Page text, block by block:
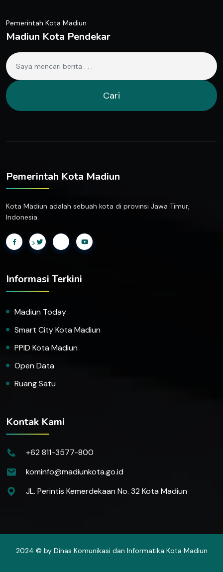
Pemerintah Kota Madiun
Madiun Kota Pendekar
Cari
Pemerintah Kota Madiun
Kota Madiun adalah sebuah kota di provinsi Jawa Timur,
Indonesia.
>
Informasi Terkini
Madiun Today
Smart City Kota Madiun
PPID Kota Madiun
Open Data
Ruang Satu
Kontak Kami
+62 811-3577-800
kominfo@madiunkota.go.id
JL. Perintis Kemerdekaan No. 32 Kota Madiun
2024 © by Dinas Komunikasi dan Informatika Kota Madiun